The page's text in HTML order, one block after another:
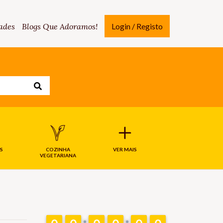
Blogs Que Adoramos! Login / Registo
COZINHA
VEGETARIANA
VER MAIS